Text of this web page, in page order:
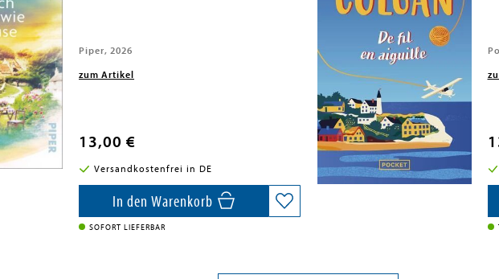
Piper, 2026
zum Artikel
13,00 €
Versandkostenfrei in DE
In den Warenkorb
SOFORT LIEFERBAR